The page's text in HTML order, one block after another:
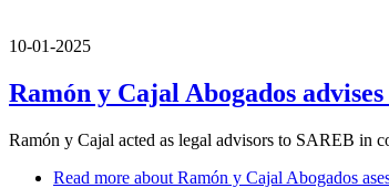
10-01-2025
Ramón y Cajal Abogados
Ramón y Cajal acted as legal advisors to SAREB in
Read more about Ramón y Cajal Abogados